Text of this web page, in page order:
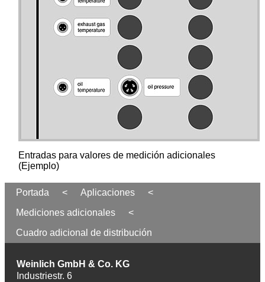
Entradas para valores de medición adicionales
(Ejemplo)
Portada < Aplicaciones
<
Mediciones adicionales
<
Cuadro adicional de distribución
Weinlich GmbH & Co. KG
Industriestr. 6